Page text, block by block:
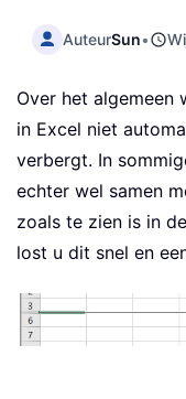
AuteurSun•
Over het algemeen
in Excel niet
verbergt. In
echter wel samen
zoals te zien is in
lost u dit snel en